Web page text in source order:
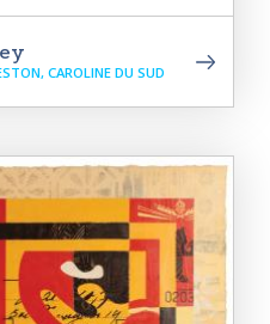
CAROLINE DU SUD